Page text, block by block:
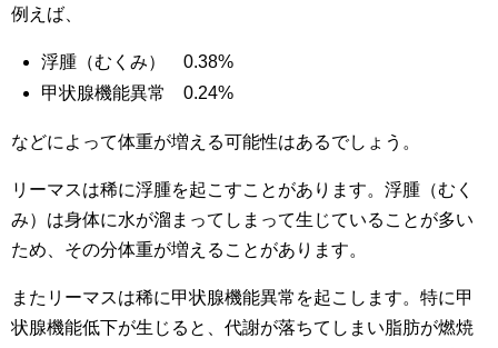
例えば、
浮腫（むくみ） 0.38%
甲状腺機能異常 0.24%
などによって体重が増える可能性はあるでしょう。
リーマスは稀に浮腫を起こすことがあります。浮腫（むく
み）は身体に水が溜まってしまって生じていることが多い
ため、その分体重が増えることがあります。
またリーマスは稀に甲状腺機能異常を起こします。特に甲
状腺機能低下が生じると、代謝が落ちてしまい脂肪が燃焼